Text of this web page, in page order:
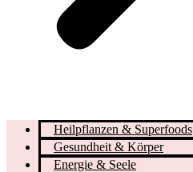
Heilpflanzen & Superfoods
Gesundheit & Körper
Energie & Seele